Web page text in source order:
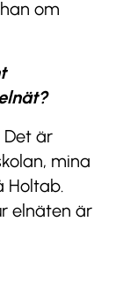
om
är
mina
Holtab.
elnäten är